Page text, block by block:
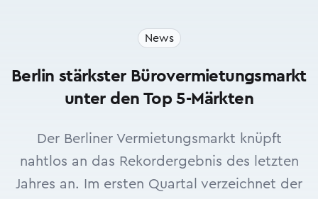
News
Berlin stärkster Bürovermietungsmarkt
unter den Top 5-Märkten
Der Berliner Vermietungsmarkt knüpft
nahtlos an das Rekordergebnis des letzten
Jahres an. Im ersten Quartal verzeichnet der